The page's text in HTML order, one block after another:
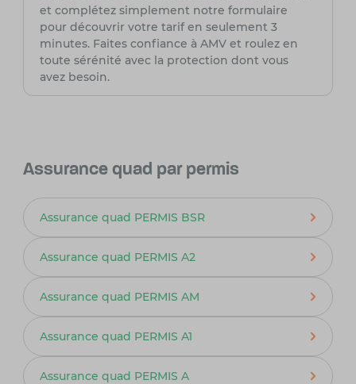
et complétez simplement notre formulaire
pour découvrir votre tarif en seulement 3
minutes. Faites confiance à AMV et roulez en
toute sérénité avec la protection dont vous
avez besoin.
Assurance quad par permis
Assurance quad PERMIS BSR
Assurance quad PERMIS A2
Assurance quad PERMIS AM
Assurance quad PERMIS A1
Assurance quad PERMIS A